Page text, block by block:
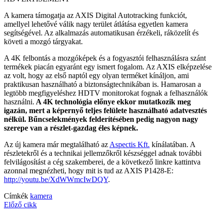
A kamera támogatja az AXIS Digital Autotracking funkciót,
amellyel lehetővé válik nagy terület átlátása egyetlen kamera
segítségével. Az alkalmazás automatikusan érzékeli, ráközelít és
követi a mozgó tárgyakat.
A 4K felbontás a mozgóképek és a fogyasztói felhasználásra szánt
termékek piacán egyaránt egy ismert fogalom. Az AXIS elképzelése
az volt, hogy az első naptól egy olyan terméket kínáljon, ami
praktikusan használható a biztonságtechnikában is. Hamarosan a
legtöbb megfigyeléshez HDTV monitorokat fognak a felhasználók
használni. A 4K technológia előnye ekkor mutatkozik meg
igazán, mert a képernyő teljes felülete használható adatvesztés
nélkül. Bűncselekmények felderítésében pedig nagyon nagy
szerepe van a részlet-gazdag éles képnek.
Az új kamera már megtalálható az Aspectis Kft. kínálatában. A
részletekről és a technikai jellemzőkről készséggel adnak további
felvilágosítást a cég szakemberei, de a következő linkre kattintva
azonnal megnézheti, hogy mit is tud az AXIS P1428-E:
http://youtu.be/XdWWmcIwDQY.
Címkék kamera
Előző cikk